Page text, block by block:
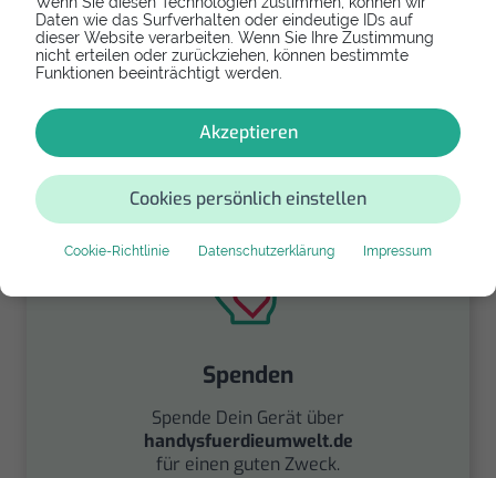
Daten wie das Surfverhalten oder eindeutige IDs auf
dieser Website verarbeiten. Wenn Sie Ihre Zustimmung
nicht erteilen oder zurückziehen, können bestimmte
Funktionen beeinträchtigt werden.
Akzeptieren
Cookies persönlich einstellen
Cookie-Richtlinie Datenschutzerklärung Impressum
A20e
Falls Dein Samsung Galaxy A20e zu kaputt ist
und Du Dich an Dein Gerät gewöhnt hast, dann
erwirb als Ersatz ein gebrauchtes Modell
derselben Reihe.
159,99 €
Spenden
Spende Dein Gerät über
handysfuerdieumwelt.de
für einen guten Zweck.